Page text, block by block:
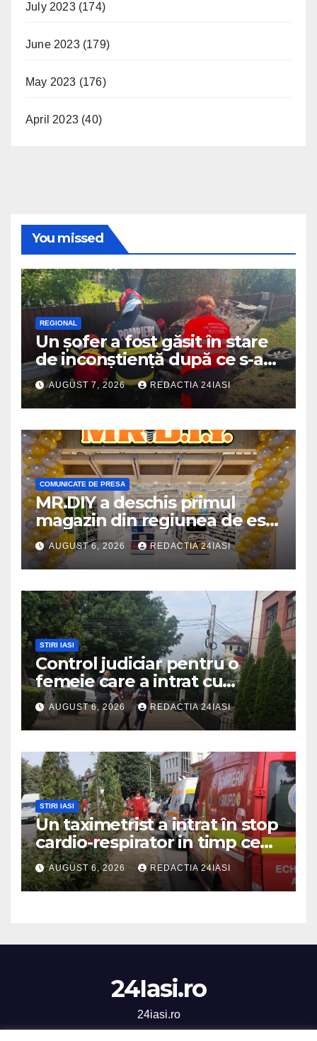
July 2023(174)
June 2023(179)
May 2023 (176)
April 2023 (40)
You missed
REGIONAL
Un șofer a fost găsit în stare
de inconștiență după ce s-a
răsturnat cu autoturismul pe
marginea drumului
AUGUST 7, 2026 REDACTIA 24IASI
COMUNICATE DE PRESA
MR.DIY a deschis primul
magazin din regiunea de est,
la Iulius Mall Iași: peste 10.000
de produse, la prețuri
avantajoase
AUGUST 6, 2026 REDACTIA 24IASI
STIRI IASI
Control judiciar pentru o
femeie care a intrat cu
mașina într-o turmă de oi
AUGUST 6, 2026 REDACTIA 24IASI
STIRI IASI
Un taximetrist a intrat în stop
cardio-respirator in timp ce
se afla la volan
AUGUST 6, 2026 REDACTIA 24IASI
24Iasi.ro
24iasi.ro